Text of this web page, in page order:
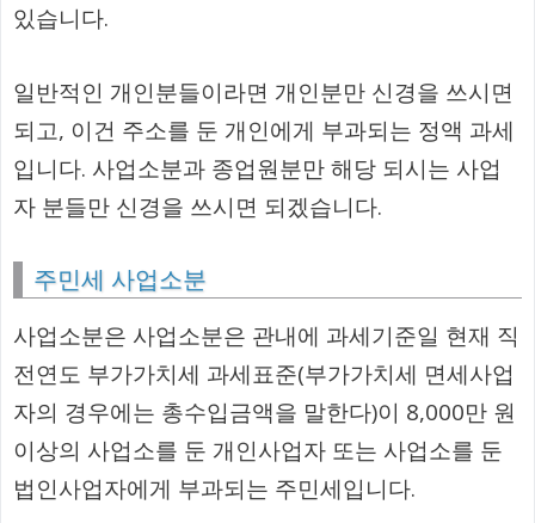
있습니다.
일반적인 개인분들이라면 개인분만 신경을 쓰시면
되고, 이건 주소를 둔 개인에게 부과되는 정액 과세
입니다. 사업소분과 종업원분만 해당 되시는 사업
자 분들만 신경을 쓰시면 되겠습니다.
주민세 사업소분
사업소분은 사업소분은 관내에 과세기준일 현재 직
전연도 부가가치세 과세표준(부가가치세 면세사업
자의 경우에는 총수입금액을 말한다)이 8,000만 원
이상의 사업소를 둔 개인사업자 또는 사업소를 둔
법인사업자에게 부과되는 주민세입니다.